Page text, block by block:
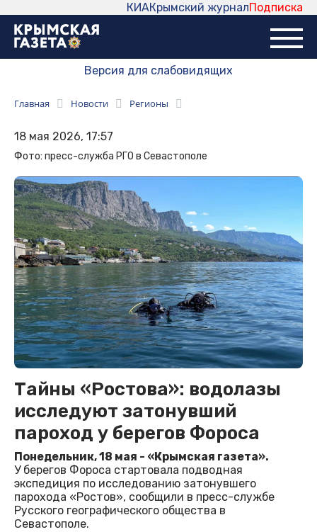
Подписка
Крымский журнал
КИА
Версия для слабовидящих
Главная Новости Регионы
18 мая 2026, 17:57
Фото: пресс-служба РГО в Севастополе
Тайны «Ростова»: водолазы
исследуют затонувший
пароход у берегов Фороса
Понедельник, 18 мая - «Крымская газета».
У берегов Фороса стартовала подводная
экспедиция по исследованию затонувшего
парохода «Ростов», сообщили в пресс-службе
Русского географического общества в
Севастополе.